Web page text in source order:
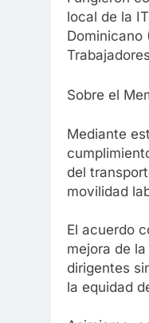
local de la
Dominicano
Sobre el
Mediante
del
movilidad
El acuerdo
mejora de
dirigentes
la equidad